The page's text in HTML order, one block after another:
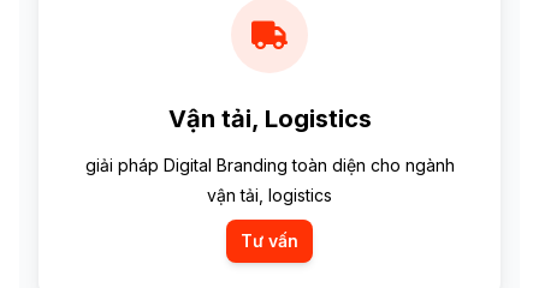
Vận tải, Logistics
giải pháp Digital Branding toàn diện cho ngành
vận tải, logistics
Tư vấn